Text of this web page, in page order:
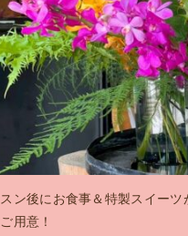
ン後にお食事＆特製スイー
用意！